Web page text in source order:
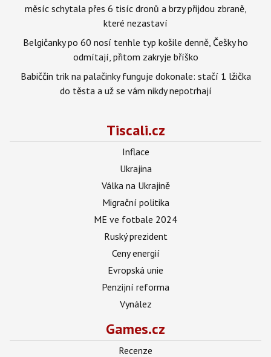
měsíc schytala přes 6 tisíc dronů a brzy přijdou zbraně,
které nezastaví
Belgičanky po 60 nosí tenhle typ košile denně, Češky ho
odmítají, přitom zakryje bříško
Babiččin trik na palačinky funguje dokonale: stačí 1 lžička
do těsta a už se vám nikdy nepotrhají
Tiscali.cz
Inflace
Ukrajina
Válka na Ukrajině
Migrační politika
ME ve fotbale 2024
Ruský prezident
Ceny energií
Evropská unie
Penzijní reforma
Vynález
Games.cz
Recenze